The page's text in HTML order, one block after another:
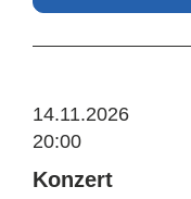
14.11.2026
20:00
Konzert